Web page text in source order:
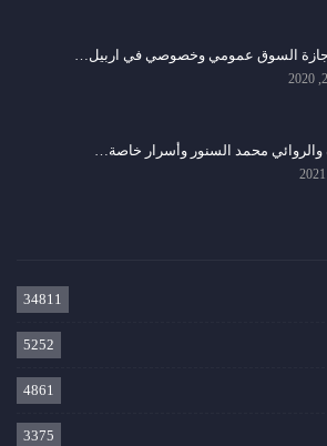
السوق عمومي وخصوصي في اربيل…
والروائي محمد السنور وأسرار خاصة…
34811
5252
4861
3375